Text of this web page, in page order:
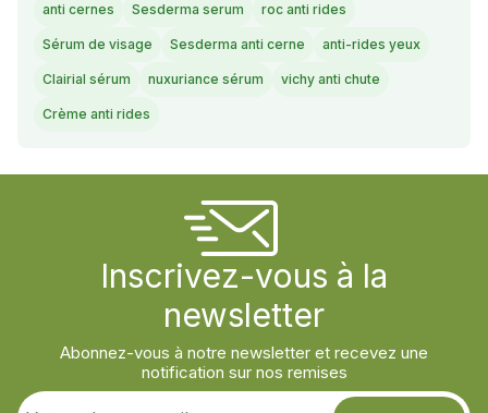
anti cernes Sesderma serum roc anti rides
Sérum de visage Sesderma anti cerne anti-rides yeux
Clairial sérum nuxuriance sérum vichy anti chute
Crème anti rides
Inscrivez-vous à la
newsletter
Abonnez-vous à notre newsletter et recevez une
notification sur nos remises